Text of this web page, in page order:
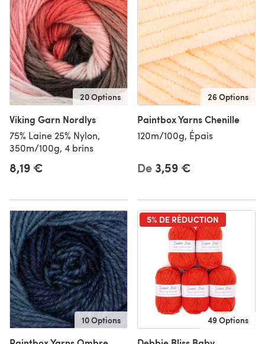
20 Options
Viking Garn Nordlys
75% Laine 25% Nylon,
350m/100g, 4 brins
8,19 €
26 Options
Paintbox Yarns Chenille
120m/100g, Épais
De 3,59 €
10 Options
5% DE RÉDUCTION
49 Options